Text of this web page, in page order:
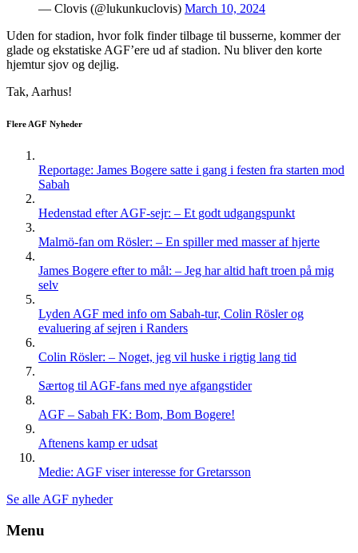
— Clovis (@lukunkuclovis) March 10, 2024
Uden for stadion, hvor folk finder tilbage til busserne, kommer der
glade og ekstatiske AGF’ere ud af stadion. Nu bliver den korte
hjemtur sjov og dejlig.
Tak, Aarhus!
Flere AGF Nyheder
Reportage: James Bogere satte i gang i festen fra starten mod
Sabah
Hedenstad efter AGF-sejr: – Et godt udgangspunkt
Malmö-fan om Rösler: – En spiller med masser af hjerte
James Bogere efter to mål: – Jeg har altid haft troen på mig
selv
Lyden AGF med info om Sabah-tur, Colin Rösler og
evaluering af sejren i Randers
Colin Rösler: – Noget, jeg vil huske i rigtig lang tid
Særtog til AGF-fans med nye afgangstider
AGF – Sabah FK: Bom, Bom Bogere!
Aftenens kamp er udsat
Medie: AGF viser interesse for Gretarsson
Se alle AGF nyheder
Menu